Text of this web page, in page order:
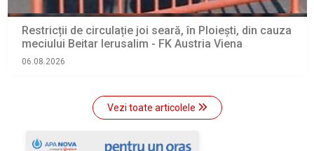
Restricții de circulație joi seară, în Ploiești, din cauza
meciului Beitar Ierusalim - FK Austria Viena
06.08.2026
Vezi toate articolele